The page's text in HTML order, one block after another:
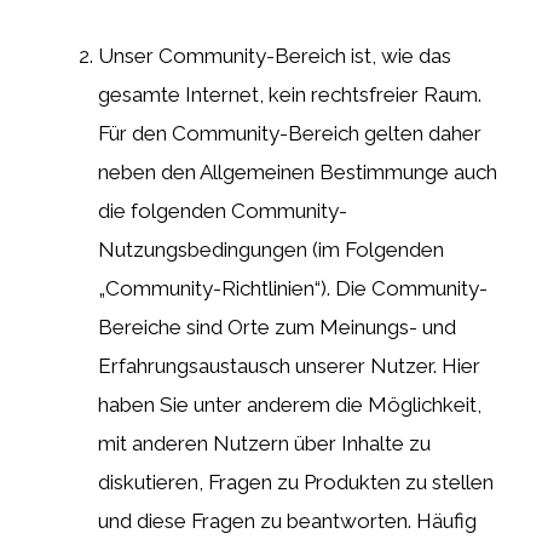
Unser Community-Bereich ist, wie das
gesamte Internet, kein rechtsfreier Raum.
Für den Community-Bereich gelten daher
neben den Allgemeinen Bestimmunge auch
die folgenden Community-
Nutzungsbedingungen (im Folgenden
„Community-Richtlinien“). Die Community-
Bereiche sind Orte zum Meinungs- und
Erfahrungsaustausch unserer Nutzer. Hier
haben Sie unter anderem die Möglichkeit,
mit anderen Nutzern über Inhalte zu
diskutieren, Fragen zu Produkten zu stellen
und diese Fragen zu beantworten. Häufig